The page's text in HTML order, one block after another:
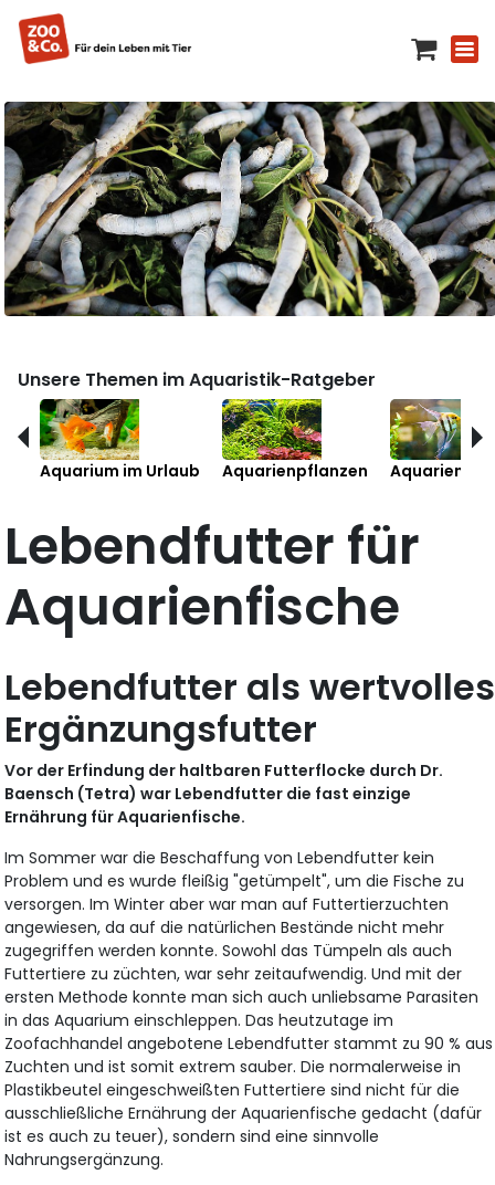
Unsere Themen im Aquaristik-Ratgeber
Aquarium im Urlaub Aquarienpflanzen
Lebendfutter für
Aquarienfische
Lebendfutter als wertvolles
Ergänzungsfutter
Vor der Erfindung der haltbaren Futterflocke durch Dr.
Baensch (Tetra) war Lebendfutter die fast einzige
Ernährung für Aquarienfische.
Im Sommer war die Beschaffung von Lebendfutter kein
Problem und es wurde fleißig "getümpelt", um die Fische zu
versorgen. Im Winter aber war man auf Futtertierzuchten
angewiesen, da auf die natürlichen Bestände nicht mehr
zugegriffen werden konnte. Sowohl das Tümpeln als auch
Futtertiere zu züchten, war sehr zeitaufwendig. Und mit der
ersten Methode konnte man sich auch unliebsame Parasiten
in das Aquarium einschleppen. Das heutzutage im
Zoofachhandel angebotene Lebendfutter stammt zu 90 % aus
Zuchten und ist somit extrem sauber. Die normalerweise in
Plastikbeutel eingeschweißten Futtertiere sind nicht für die
ausschließliche Ernährung der Aquarienfische gedacht (dafür
ist es auch zu teuer), sondern sind eine sinnvolle
Nahrungsergänzung.